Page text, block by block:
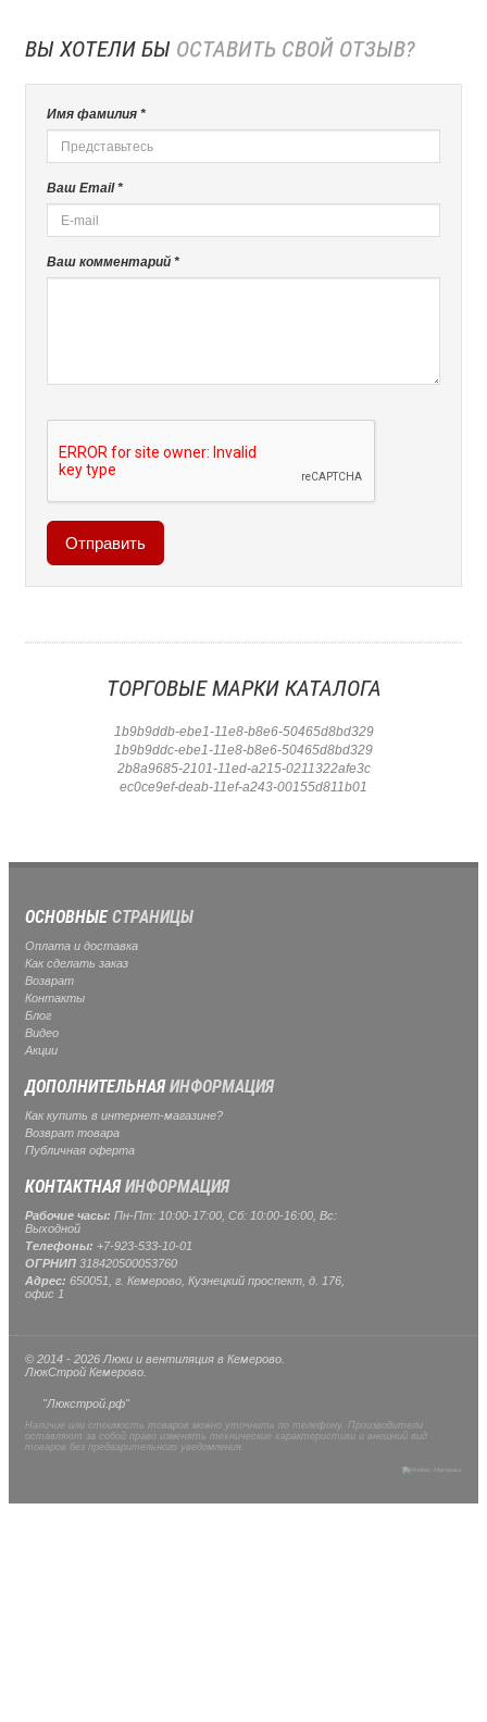
ВЫ ХОТЕЛИ БЫ ОСТАВИТЬ СВОЙ ОТЗЫВ?
Имя фамилия *
Ваш Email *
Ваш комментарий *
ТОРГОВЫЕ МАРКИ КАТАЛОГА
1b9b9ddb-ebe1-11e8-b8e6-50465d8bd329
1b9b9ddc-ebe1-11e8-b8e6-50465d8bd329
2b8a9685-2101-11ed-a215-0211322afe3c
ec0ce9ef-deab-11ef-a243-00155d811b01
ОСНОВНЫЕСТРАНИЦЫ
Оплата и доставка
Как сделать заказ
Возврат
Контакты
Блог
Видео
Акции
ДОПОЛНИТЕЛЬНАЯИНФОРМАЦИЯ
Как купить в интернет-магазине?
Возврат товара
Публичная оферта
КОНТАКТНАЯИНФОРМАЦИЯ
Рабочие часы: Пн-Пт: 10:00-17:00, Сб: 10:00-16:00, Вс:
Выходной
Телефоны: +7-923-533-10-01
ОГРНИП 318420500053760
Адрес: 650051, г. Кемерово, Кузнецкий проспект, д. 176,
офис 1
© 2014 - 2026 Люки и вентиляция в Кемерово.
ЛюкСтрой Кемерово.
"Люкстрой.рф"
Наличие или стоимость товаров можно уточнить по телефону. Производители
оставляют за собой право изменять технические характеристики и внешний вид
товаров без предварительного уведомления.